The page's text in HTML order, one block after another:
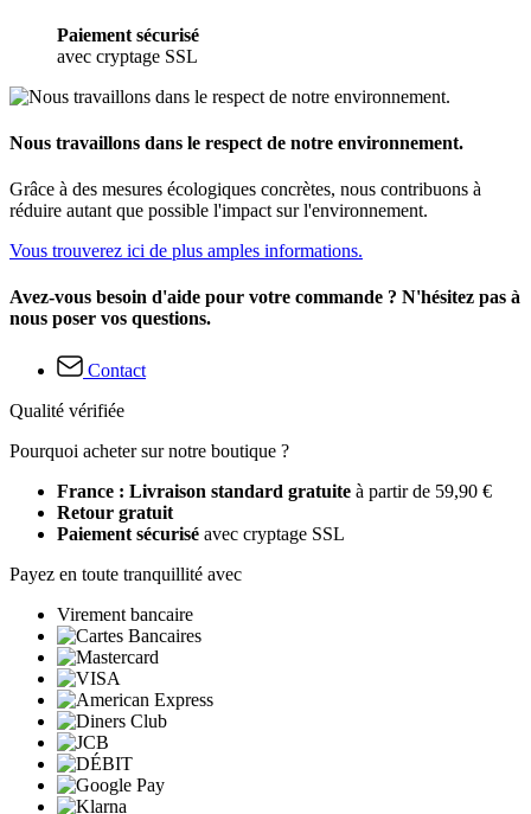
Paiement sécurisé
avec cryptage SSL
Nous travaillons dans le respect de notre environnement.
Grâce à des mesures écologiques concrètes, nous contribuons à
réduire autant que possible l'impact sur l'environnement.
Vous trouverez ici de plus amples informations.
Avez-vous besoin d'aide pour votre commande ? N'hésitez pas à
nous poser vos questions.
Contact
Qualité vérifiée
Pourquoi acheter sur notre boutique ?
France : Livraison standard gratuite à partir de 59,90 €
Retour gratuit
Paiement sécurisé avec cryptage SSL
Payez en toute tranquillité avec
Virement bancaire